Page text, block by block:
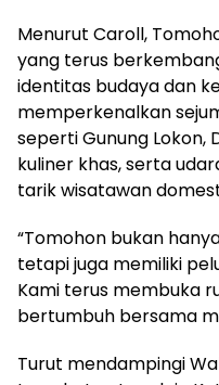
Menurut Caroll,
yang terus
identitas budaya dan
memperkenalkan
seperti Gunung Lokon,
kuliner khas, serta
tarik wisatawan
“Tomohon bukan
tetapi juga memiliki
Kami terus membuka
bertumbuh bersama
Turut mendampingi